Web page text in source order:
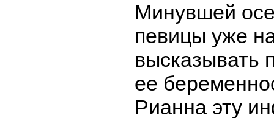
Минувшей
певицы уже
высказывать
ее
Рианна эту